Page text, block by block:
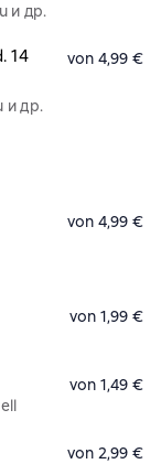
и др.
14
и др.
von 4,99 €
von 4,99 €
von 1,99 €
von 1,49 €
von 2,99 €